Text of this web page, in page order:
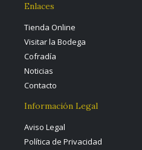
Enlaces
Tienda Online
Visitar la Bodega
Cofradía
Noticias
Contacto
Información Legal
Aviso Legal
Política de Privacidad